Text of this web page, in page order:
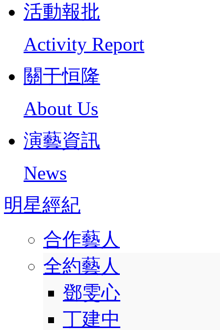
活動報批
Activity Report
關于恒隆
About Us
演藝資訊
News
明星經紀
合作藝人
全約藝人
鄧雯心
丁建中